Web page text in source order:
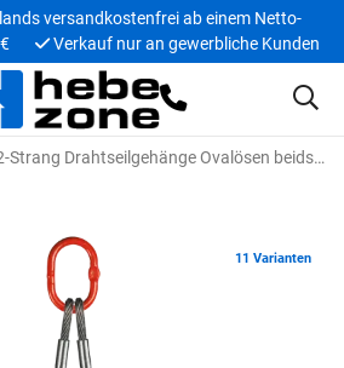
versandkostenfrei ab einem Netto-
€
Verkauf nur an gewerbliche Kunden
Strang Drahtseilgehänge Ovalösen beidseits
11 Varianten